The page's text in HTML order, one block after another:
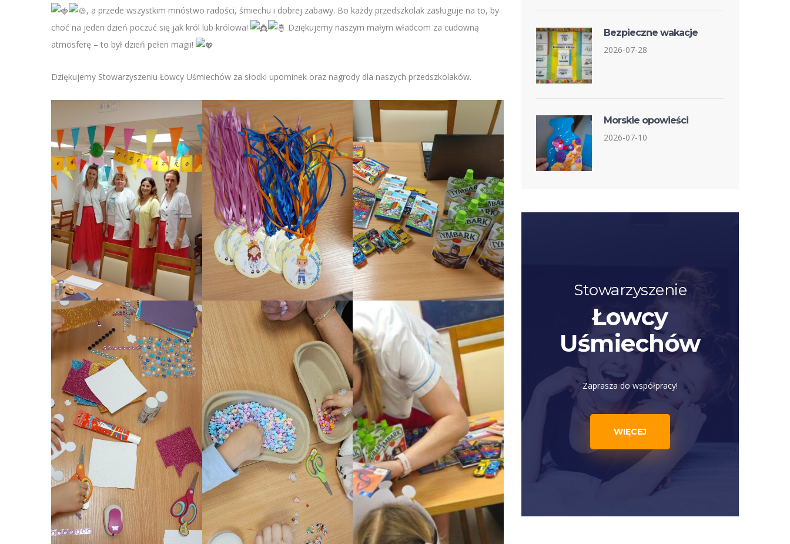
, a przede wszystkim mnóstwo radości, śmiechu i dobrej zabawy. Bo każdy przedszkolak zasługuje na to, by
choć na jeden dzień poczuć się jak król lub królowa!
Dziękujemy naszym małym władcom za cudowną
atmosferę – to był dzień pełen magii!
Dziękujemy Stowarzyszeniu Łowcy Uśmiechów za słodki upominek oraz nagrody dla naszych przedszkolaków.
Bezpieczne wakacje
2026-07-28
Morskie opowieści
2026-07-10
Stowarzyszenie
Łowcy
Uśmiechów
Zaprasza do współpracy!
WIĘCEJ